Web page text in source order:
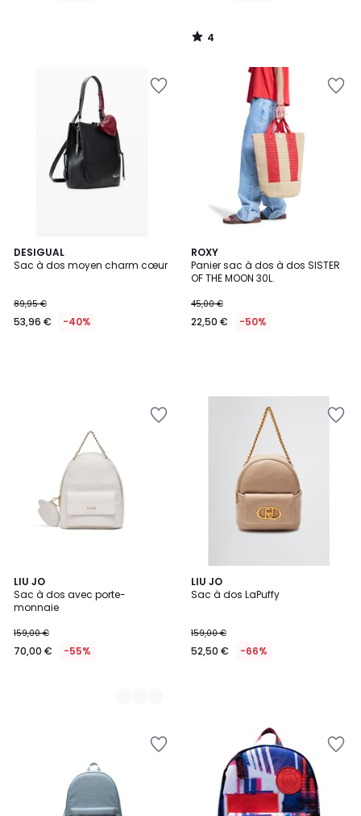
4
/
DESIGUAL
Sac à dos moyen charm cœur
89,95 €
53,96 € -40%
ROXY
Panier sac à dos à dos SISTER
OF THE MOON 30L.
45,00 €
22,50 € -50%
LIU JO
Sac à dos avec porte-
monnaie
159,00 €
70,00 € -55%
3
Couleurs
LIU JO
Sac à dos LaPuffy
159,00 €
52,50 € -66%